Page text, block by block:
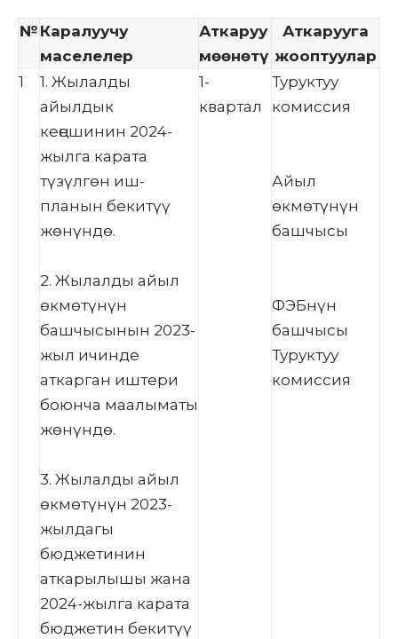
№ Каралуучу
маселелер
Аткаруу
мөөнөтү
Аткарууга
жооптуулар
1
1. Жылалды
айылдык
кеңешинин 2024-
жылга карата
түзүлгөн иш-
планын бекитүү
жөнүндө.
2. Жылалды айыл
өкмөтүнүн
башчысынын 2023-
жыл ичинде
аткарган иштери
боюнча маалыматы
жөнүндө.
3. Жылалды айыл
өкмөтүнүн 2023-
жылдагы
бюджетинин
аткарылышы жана
2024-жылга карата
бюджетин бекитүү
1-
квартал
Туруктуу
комиссия
Айыл
өкмөтүнүн
башчысы
ФЭБнүн
башчысы
Туруктуу
комиссия